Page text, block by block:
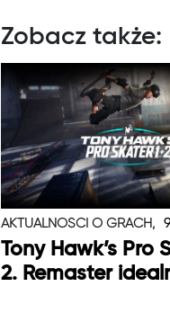
Zobacz także:
AKTUALNOŚCI O GRACH,
Tony Hawk’s Pro
2. Remaster